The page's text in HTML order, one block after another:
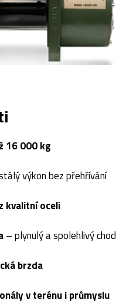
16 000 kg
výkon bez přehřívání
kvalitní oceli
– plynulý a spolehlivý chod
brzda
v terénu i průmyslu